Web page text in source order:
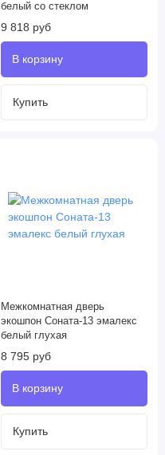
белый со стеклом
9 818 руб
Межкомнатная дверь
экошпон Соната-13 эмалекс
белый глухая
8 795 руб